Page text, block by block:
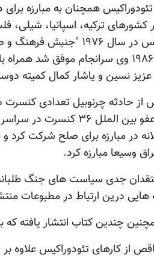
همچنان به مبارزه برای
کشورهای ترکيه، اسپانيا،
دريافت کرد و در ۱۹۸۶ وی سرانجام
نسين و ياشار کمال کميته
در مبارزه برای صلح شرکت
وسيعا مبارزه کرد.
جدی سیاست های جنگ طلبانه
هایی درین ارتباط در مطبوعات
چندين کتاب انتشار يافته
از کارهای تئودوراکيس علاوه